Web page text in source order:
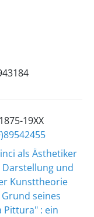
1875-19XX
als Ästhetiker
und
Kunsttheorie
seines
Pittura" : ein